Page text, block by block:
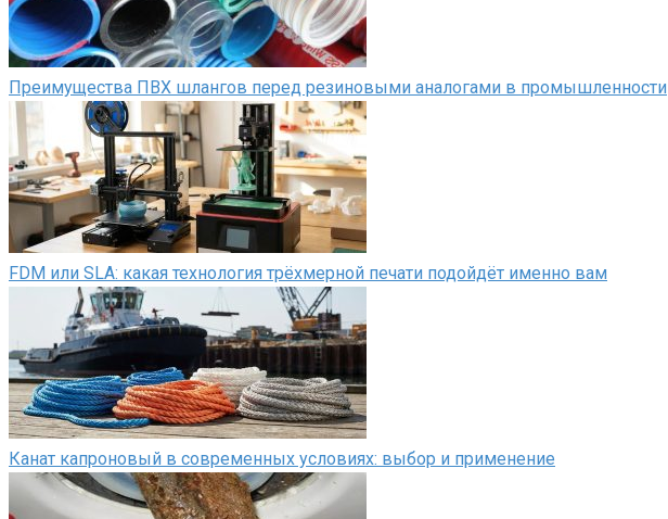
Преимущества ПВХ шлангов перед резиновыми аналогами в промышленности
FDM или SLA: какая технология трёхмерной печати подойдёт именно вам
Канат капроновый в современных условиях: выбор и применение